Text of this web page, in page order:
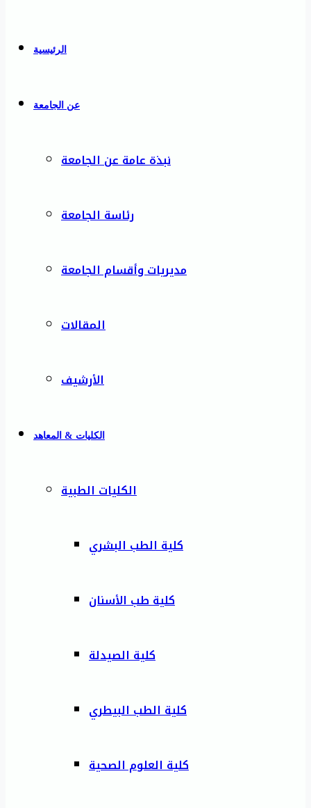
الرئيسية
عن الجامعة
نبذة عامة عن الجامعة
رئاسة الجامعة
مديريات وأقسام الجامعة
المقالات
الأرشيف
الكليات & المعاهد
الكليات الطبية
كلية الطب البشري
كلية طب الأسنان
كلية الصيدلة
كلية الطب البيطري
كلية العلوم الصحية